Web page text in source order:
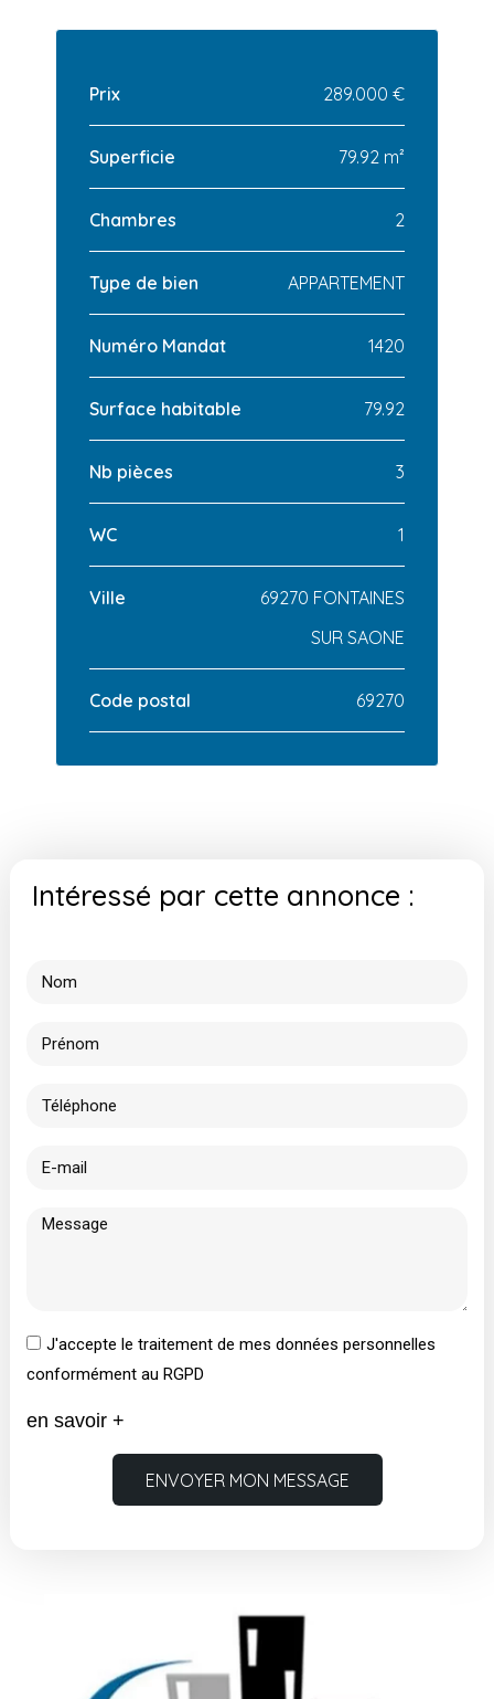
Prix 289.000 €
Superficie 79.92 m²
Chambres 2
Type de bien APPARTEMENT
Numéro Mandat 1420
Surface habitable 79.92
Nb pièces 3
WC 1
Ville
69270 FONTAINES
SUR SAONE
Code postal 69270
Intéressé par cette annonce :
J'accepte le traitement de mes données personnelles
conformément au RGPD
en savoir +
ENVOYER MON MESSAGE